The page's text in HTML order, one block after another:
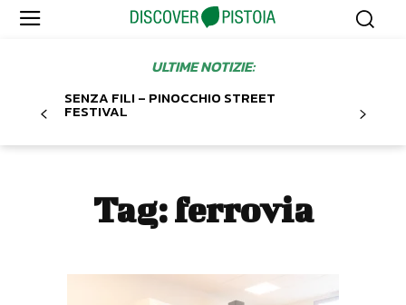
ULTIME NOTIZIE:
SENZA FILI – PINOCCHIO STREET
FESTIVAL
Tag:ferrovia